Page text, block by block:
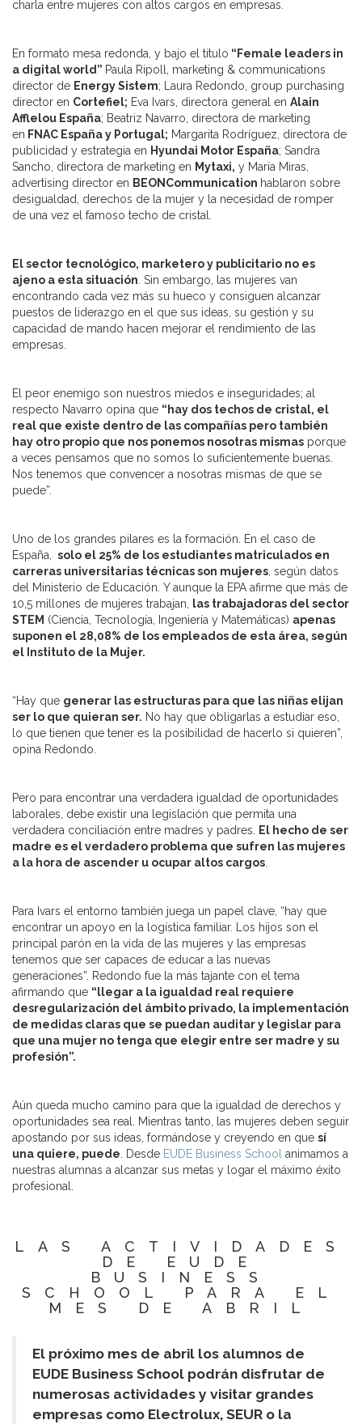
charla entre mujeres con altos cargos en empresas.
En formato mesa redonda, y bajo el título “Female leaders in
a digital world” Paula Ripoll, marketing & communications
director de Energy Sistem; Laura Redondo, group purchasing
director en Cortefiel; Eva Ivars, directora general en Alain
Afflelou España; Beatriz Navarro, directora de marketing
en FNAC España y Portugal; Margarita Rodríguez, directora de
publicidad y estrategia en Hyundai Motor España; Sandra
Sancho, directora de marketing en Mytaxi, y María Miras,
advertising director en BEON Communication hablaron sobre
desigualdad, derechos de la mujer y la necesidad de romper
de una vez el famoso techo de cristal.
El sector tecnológico, marketero y publicitario no es
ajeno a esta situación. Sin embargo, las mujeres van
encontrando cada vez más su hueco y consiguen alcanzar
puestos de liderazgo en el que sus ideas, su gestión y su
capacidad de mando hacen mejorar el rendimiento de las
empresas.
El peor enemigo son nuestros miedos e inseguridades; al
respecto Navarro opina que “hay dos techos de cristal, el
real que existe dentro de las compañías pero también
hay otro propio que nos ponemos nosotras mismas porque
a veces pensamos que no somos lo suficientemente buenas.
Nos tenemos que convencer a nosotras mismas de que se
puede”.
Uno de los grandes pilares es la formación. En el caso de
España, solo el 25% de los estudiantes matriculados en
carreras universitarias técnicas son mujeres, según datos
del Ministerio de Educación. Y aunque la EPA afirme que más de
10,5 millones de mujeres trabajan, las trabajadoras del sector
STEM (Ciencia, Tecnología, Ingeniería y Matemáticas) apenas
suponen el 28,08% de los empleados de esta área, según
el Instituto de la Mujer.
“Hay que generar las estructuras para que las niñas elijan
ser lo que quieran ser. No hay que obligarlas a estudiar eso,
lo que tienen que tener es la posibilidad de hacerlo si quieren”,
opina Redondo.
Pero para encontrar una verdadera igualdad de oportunidades
laborales, debe existir una legislación que permita una
verdadera conciliación entre madres y padres. El hecho de ser
madre es el verdadero problema que sufren las mujeres
a la hora de ascender u ocupar altos cargos.
Para Ivars el entorno también juega un papel clave, “hay que
encontrar un apoyo en la logística familiar. Los hijos son el
principal parón en la vida de las mujeres y las empresas
tenemos que ser capaces de educar a las nuevas
generaciones”. Redondo fue la más tajante con el tema
afirmando que “llegar a la igualdad real requiere
desregularización del ámbito privado, la implementación
de medidas claras que se puedan auditar y legislar para
que una mujer no tenga que elegir entre ser madre y su
profesión”.
Aún queda mucho camino para que la igualdad de derechos y
oportunidades sea real. Mientras tanto, las mujeres deben seguir
apostando por sus ideas, formándose y creyendo en que sí
una quiere, puede. Desde EUDE Business School animamos a
nuestras alumnas a alcanzar sus metas y logar el máximo éxito
profesional.
LAS ACTIVIDADES
DE EUDE
BUSINESS
SCHOOL PARA EL
MES DE ABRIL
El próximo mes de abril los alumnos de
EUDE Business School podrán disfrutar de
numerosas actividades y visitar grandes
empresas como Electrolux, SEUR o la